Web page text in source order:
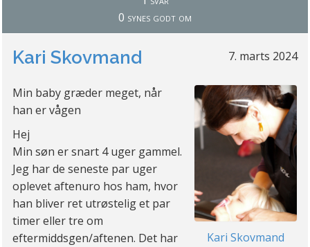
0 synes godt om
7. marts 2024
Kari Skovmand
Kari Skovmand
Min baby græder meget, når
han er vågen
Hej
Min søn er snart 4 uger gammel.
Jeg har de seneste par uger
oplevet aftenuro hos ham, hvor
han bliver ret utrøstelig et par
timer eller tre om
eftermiddsgen/aftenen. Det har